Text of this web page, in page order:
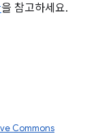
을 참고하세요.
Commons